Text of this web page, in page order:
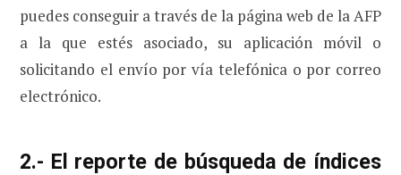
puedes conseguir a través de la página web de la AFP
a la que estés asociado, su aplicación móvil o
solicitando el envío por vía telefónica o por correo
electrónico.
2.- El reporte de búsqueda de índices